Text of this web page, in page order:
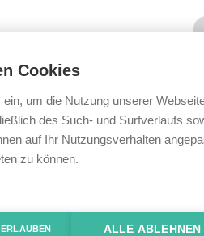
Cookies
um die Nutzung unserer
des Such- und Surfverlaufs
auf Ihr Nutzungsverhalten
zu können.
ALLE ABLEHNEN